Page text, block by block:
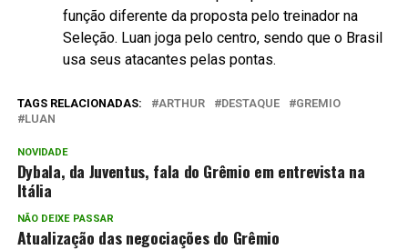
função diferente da proposta pelo treinador na
Seleção. Luan joga pelo centro, sendo que o Brasil
usa seus atacantes pelas pontas.
TAGS RELACIONADAS: ARTHUR DESTAQUE
GREMIO
LUAN
NOVIDADE
Dybala, da Juventus, fala do Grêmio em entrevista na
Itália
NÃO DEIXE PASSAR
Atualização das negociações do Grêmio